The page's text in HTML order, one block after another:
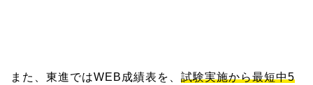
また、東進ではWEB成績表を、 試験実施から最短中5